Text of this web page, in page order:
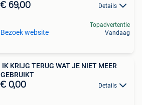
€ 69,00 Details
Bezoek website
Topadvertentie
Vandaag
️ IK KRIJG TERUG WAT JE NIET MEER
GEBRUIKT ️
€ 0,00 Details